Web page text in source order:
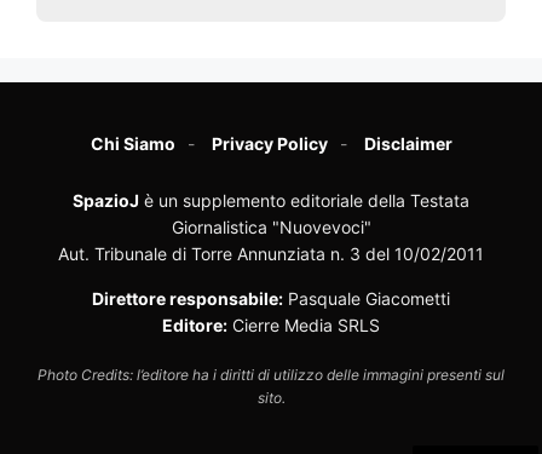
Chi Siamo Privacy Policy Disclaimer
SpazioJ è un supplemento editoriale della Testata
Giornalistica "Nuovevoci"
Aut. Tribunale di Torre Annunziata n. 3 del 10/02/2011
Direttore responsabile: Pasquale Giacometti
Editore: Cierre Media SRLS
Photo Credits: l’editore ha i diritti di utilizzo delle immagini presenti sul
sito.